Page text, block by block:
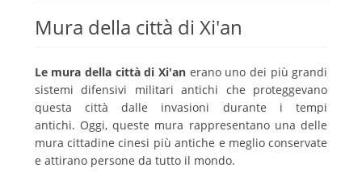
Mura della città di Xi'an
Le mura della città di Xi'an erano uno dei più grandi
sistemi difensivi militari antichi che proteggevano
questa città dalle invasioni durante i tempi
antichi. Oggi, queste mura rappresentano una delle
mura cittadine cinesi più antiche e meglio conservate
e attirano persone da tutto il mondo.